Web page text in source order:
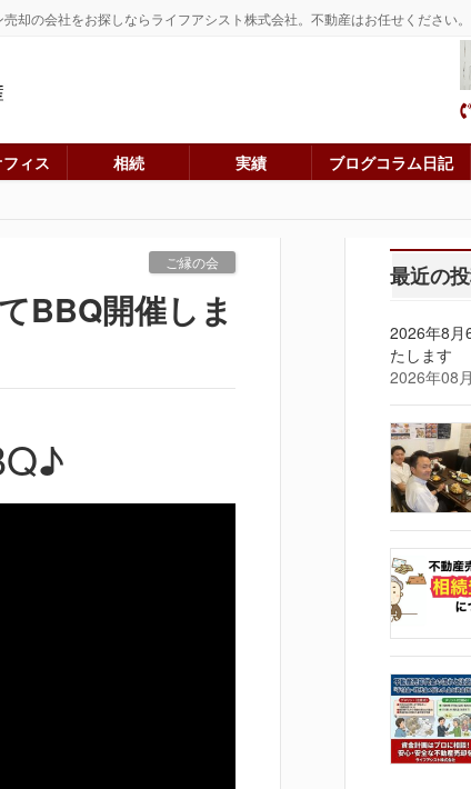
の会社をお探しならライフアシスト株式会社。不動産はお任せください。
ィス 相続 実績 ブログコラム日記
ご縁の会
BBQ開催しま
最近の
2026年8
たします
2026年08